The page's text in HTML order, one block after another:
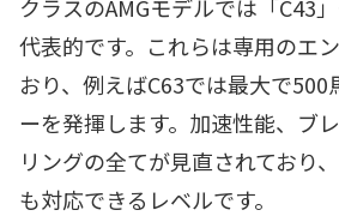
クラスのAMGモデルでは「C43
代表的です。これらは専用のエ
おり、例えばC63では最大で500
ーを発揮します。加速性能、ブ
リングの全てが見直されており
も対応できるレベルです。